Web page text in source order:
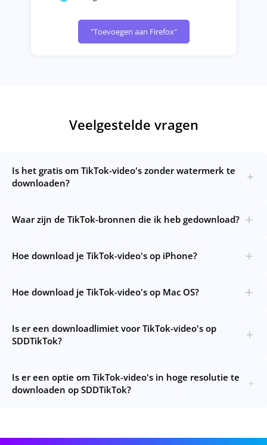
"Toevoegen aan Firefox"
Veelgestelde vragen
Is het gratis om TikTok-video's zonder watermerk te
downloaden?
Waar zijn de TikTok-bronnen die ik heb gedownload?
Hoe download je TikTok-video's op iPhone?
Hoe download je TikTok-video's op Mac OS?
Is er een downloadlimiet voor TikTok-video's op
SDDTikTok?
Is er een optie om TikTok-video's in hoge resolutie te
downloaden op SDDTikTok?